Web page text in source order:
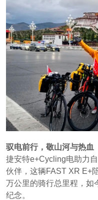
驭电前行，敬山河与热血
捷安特e+Cycling电助力
伙伴，这辆FAST XR E+
万公里的骑行总里程，如
纪念。